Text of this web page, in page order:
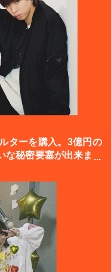
ターを購入。3億円の
秘密要塞が出来まし